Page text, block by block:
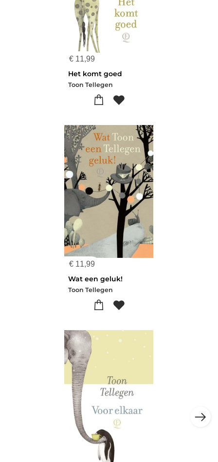
€ 11,99
Het komt goed
Toon Tellegen
€ 11,99
Wat een geluk!
Toon Tellegen